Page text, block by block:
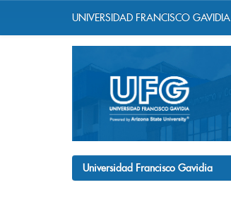
UNIVERSIDAD FRANCISCO GAVIDIA
Universidad Francisco Gavidia